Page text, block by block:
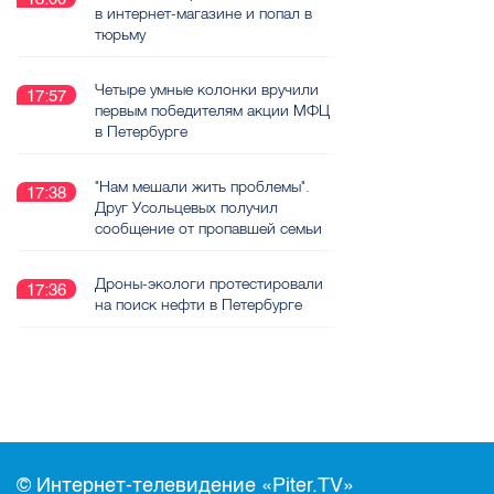
в интернет-магазине и попал в
тюрьму
17:57
Четыре умные колонки вручили
первым победителям акции МФЦ
в Петербурге
17:38
"Нам мешали жить проблемы".
Друг Усольцевых получил
сообщение от пропавшей семьи
17:36
Дроны-экологи протестировали
на поиск нефти в Петербурге
© Интернет-телевидение «Piter.TV»